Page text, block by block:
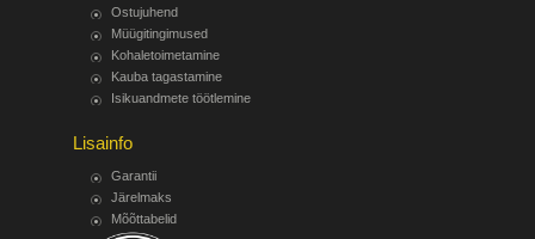
Ostujuhend
Müügitingimused
Kohaletoimetamine
Kauba tagastamine
Isikuandmete töötlemine
Lisainfo
Garantii
Järelmaks
Mõõttabelid